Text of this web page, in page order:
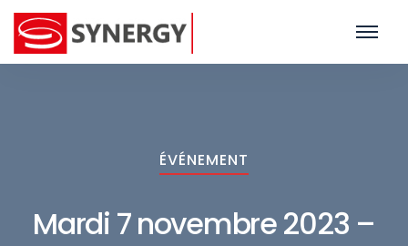
ÉVÉNEMENT
Mardi 7 novembre 2023 –